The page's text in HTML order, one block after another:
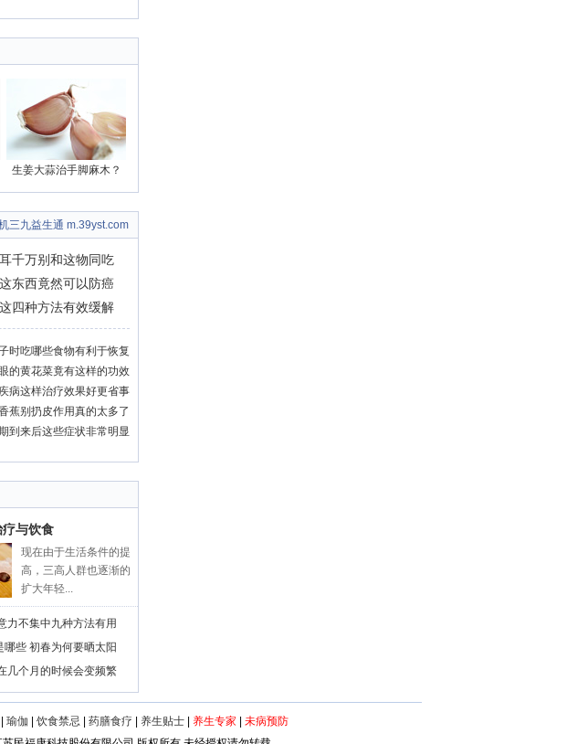
生姜大蒜治手脚麻木？
三九益生通 m.39yst.com
千万别和这物同吃
东西竟然可以防癌
四种方法有效缓解
时吃哪些食物有利于恢复
的黄花菜竟有这样的功效
病这样治疗效果好更省事
蕉别扔皮作用真的太多了
到来后这些症状非常明显
与饮食
现在由于生活条件的提
高，三高人群也逐渐的
扩大年轻...
力不集中九种方法有用
哪些 初春为何要晒太阳
几个月的时候会变频繁
瑜伽 饮食禁忌 药膳食疗 养生贴士| 养生专家
未病预防